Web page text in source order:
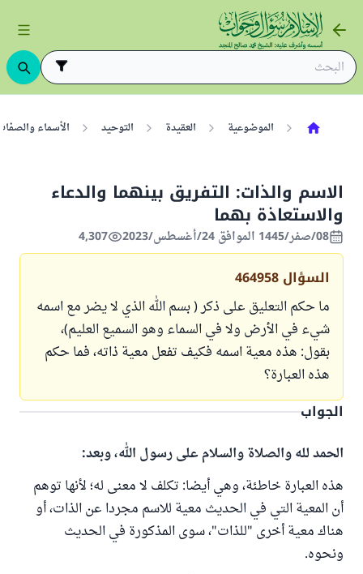
الموضوعية العقيدة التوحيد الأسماء
الاسم والذات: التفريق بينهما والدعاء
والاستعاذة بهما
08/صفر/1445 الموافق 24/أغسطس/2023 4,307
السؤال 464958
ما حكم التعليق على ذكر ( بسم الله الذي لا يضر مع اسمه
شيء في الأرض ولا في السماء وهو السميع العليم)،
بقول: هذه معية اسمه فكيف تفعل معية ذاته، فما حكم
هذه العبارة؟
الجواب
الحمد لله والصلاة والسلام على رسول الله، وبعد:
هذه العبارة خاطئة، وهي أيضا: تكلف لا معنى له؛ لأنها توهم
أن المعية التي في الحديث معية للاسم مجردا عن الذات، أو
هناك معية أخرى "للذات"، سوى المذكورة في الحديث
ونحوه.